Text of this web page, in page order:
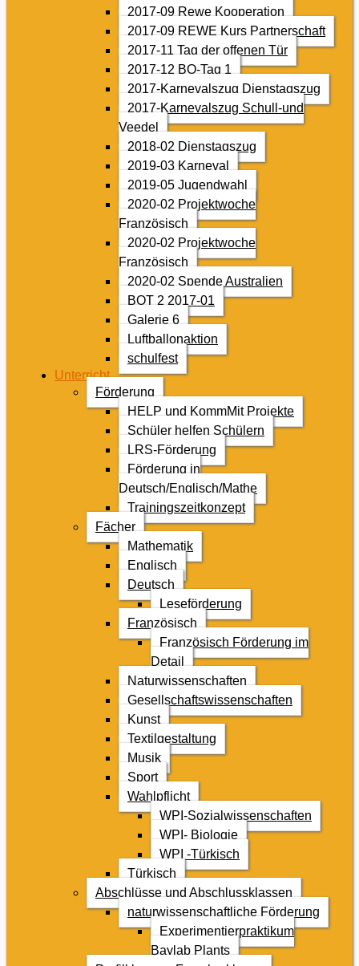
2017-09 Rewe Kooperation
2017-09 REWE Kurs Partnerschaft
2017-11 Tag der offenen Tür
2017-12 BO-Tag 1
2017-Karnevalszug Dienstagszug
2017-Karnevalszug Schull-und
Veedel
2018-02 Dienstagszug
2019-03 Karneval
2019-05 Jugendwahl
2020-02 Projektwoche
Französisch
2020-02 Projektwoche
Französisch
2020-02 Spende Australien
BOT 2 2017-01
Galerie 6
Luftballonaktion
schulfest
Unterricht
Förderung
HELP und KommMit Projekte
Schüler helfen Schülern
LRS-Förderung
Förderung in
Deutsch/Englisch/Mathe
Trainingszeitkonzept
Fächer
Mathematik
Englisch
Deutsch
Leseförderung
Französisch
Französisch Förderung im
Detail
Naturwissenschaften
Gesellschaftswissenschaften
Kunst
Textilgestaltung
Musik
Sport
Wahlpflicht
WPI-Sozialwissenschaften
WPI- Biologie
WPI -Türkisch
Türkisch
Abschlüsse und Abschlussklassen
naturwissenschaftliche Förderung
Experimentierpraktikum
Baylab Plants